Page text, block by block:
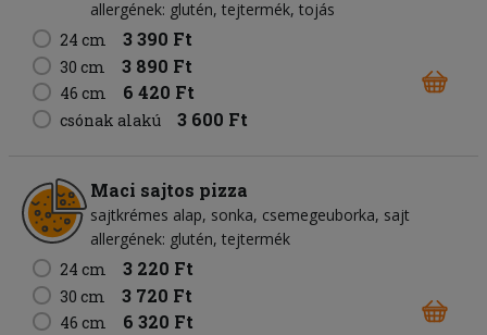
allergének: glutén, tejtermék, tojás
24 cm
3 390 Ft
30 cm 3 890 Ft
46 cm 6 420 Ft
csónak alakú 3 600 Ft
Maci sajtos pizza
sajtkrémes alap sonka csemegeuborka sajt
allergének: glutén, tejtermék
24 cm
3 220 Ft
30 cm 3 720 Ft
46 cm 6 320 Ft